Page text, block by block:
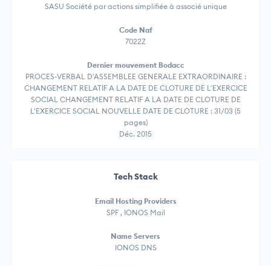
SASU Société par actions simplifiée à associé unique
Code Naf
7022Z
Dernier mouvement Bodacc
PROCES-VERBAL D'ASSEMBLEE GENERALE EXTRAORDINAIRE :
CHANGEMENT RELATIF A LA DATE DE CLOTURE DE L'EXERCICE
SOCIAL CHANGEMENT RELATIF A LA DATE DE CLOTURE DE
L'EXERCICE SOCIAL NOUVELLE DATE DE CLOTURE : 31/03 (5
pages)
Déc. 2015
Tech Stack
Email Hosting Providers
SPF , IONOS Mail
Name Servers
IONOS DNS